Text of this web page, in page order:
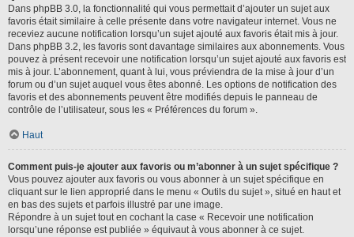
Dans phpBB 3.0, la fonctionnalité qui vous permettait d’ajouter un sujet aux
favoris était similaire à celle présente dans votre navigateur internet. Vous ne
receviez aucune notification lorsqu’un sujet ajouté aux favoris était mis à jour.
Dans phpBB 3.2, les favoris sont davantage similaires aux abonnements. Vous
pouvez à présent recevoir une notification lorsqu’un sujet ajouté aux favoris est
mis à jour. L’abonnement, quant à lui, vous préviendra de la mise à jour d’un
forum ou d’un sujet auquel vous êtes abonné. Les options de notification des
favoris et des abonnements peuvent être modifiés depuis le panneau de
contrôle de l’utilisateur, sous les « Préférences du forum ».
Haut
Comment puis-je ajouter aux favoris ou m’abonner à un sujet spécifique ?
Vous pouvez ajouter aux favoris ou vous abonner à un sujet spécifique en
cliquant sur le lien approprié dans le menu « Outils du sujet », situé en haut et
en bas des sujets et parfois illustré par une image.
Répondre à un sujet tout en cochant la case « Recevoir une notification
lorsqu’une réponse est publiée » équivaut à vous abonner à ce sujet.